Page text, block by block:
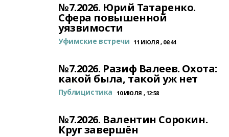
№7.2026. Юрий Татаренко.
Сфера повышенной
уязвимости
Уфимские встречи 11 ИЮЛЯ , 06:44
№7.2026. Разиф Валеев. Охота:
какой была, такой уж нет
Публицистика 10 ИЮЛЯ , 12:58
№7.2026. Валентин Сорокин.
Круг завершён